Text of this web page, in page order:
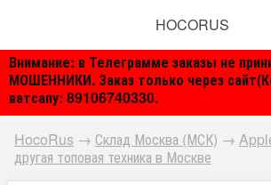
Внимание: в Телеграмме заказы не
МОШЕННИКИ. Заказ только через
ватсапу: 89106740330.
HOCORUS
HocoRus → Склад Москва (МСК) →
другая топовая техника в Москве